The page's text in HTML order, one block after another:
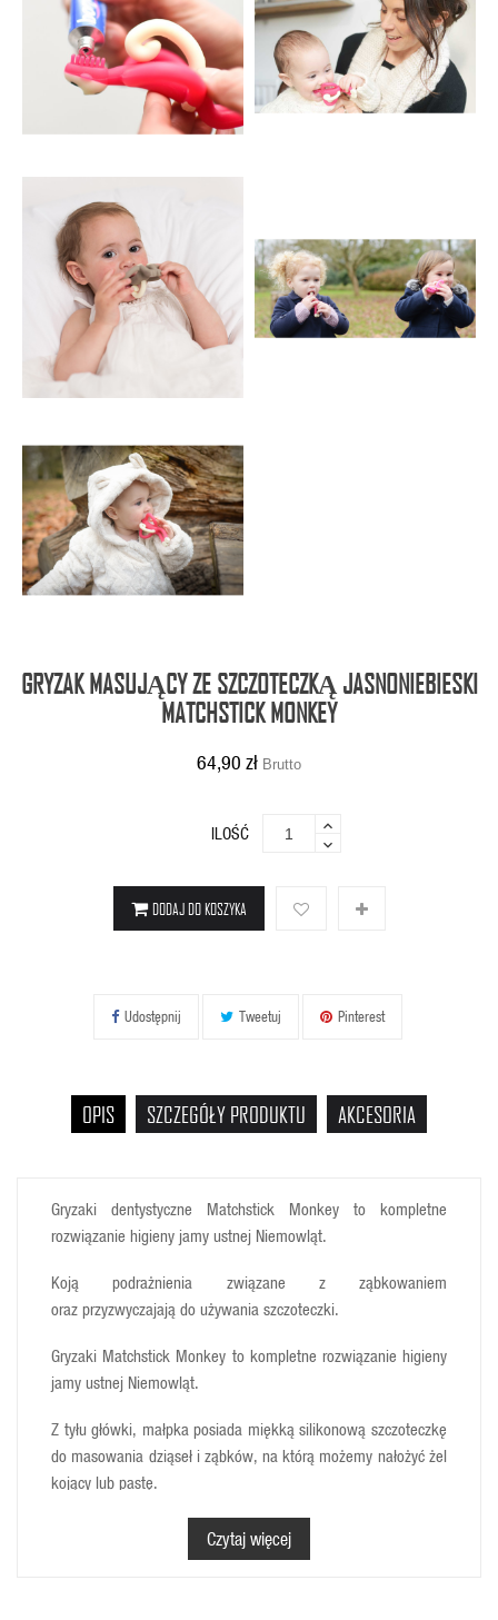
GRYZAK MASUJĄCY ZE SZCZOTECZKĄ JASNONIEBIESKI
MATCHSTICK MONKEY
64,90 zł Brutto
ILOŚĆ
DODAJ DO KOSZYKA
Udostępnij Tweetuj Pinterest
OPIS SZCZEGÓŁY PRODUKTU AKCESORIA
Gryzaki dentystyczne Matchstick Monkey to kompletne
rozwiązanie higieny jamy ustnej Niemowląt.
Koją podrażnienia związane z ząbkowaniem
oraz przyzwyczajają do używania szczoteczki.
Gryzaki Matchstick Monkey to kompletne rozwiązanie higieny
jamy ustnej Niemowląt.
Z tyłu główki, małpka posiada miękką silikonową szczoteczkę
do masowania dziąseł i ząbków, na którą możemy nałożyć żel
kojący lub pastę.
Wspaniale nadaje się do nauki mycia ząbków jako pierwsza
Czytaj więcej